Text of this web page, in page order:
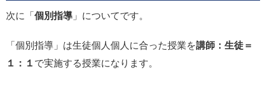
次に「個別指導 」についてです。
「個別指導」は生徒個人個人に合った授業を講師：生徒＝
１：１ で実施する授業になります。